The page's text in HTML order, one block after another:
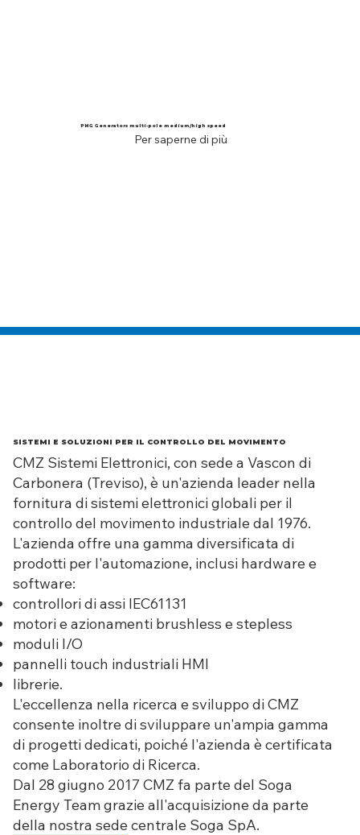
PMG Generators multi-pole medium/high speed
Per saperne di più
SISTEMI E SOLUZIONI PER IL CONTROLLO DEL MOVIMENTO
CMZ Sistemi Elettronici, con sede a Vascon di
Carbonera (Treviso), è un'azienda leader nella
fornitura di sistemi elettronici globali per il
controllo del movimento industriale dal 1976.
L'azienda offre una gamma diversificata di
prodotti per l'automazione, inclusi hardware e
software:
controllori di assi IEC61131
motori e azionamenti brushless e stepless
moduli I/O
pannelli touch industriali HMI
librerie.
L'eccellenza nella ricerca e sviluppo di CMZ
consente inoltre di sviluppare un'ampia gamma
di progetti dedicati, poiché l'azienda è certificata
come Laboratorio di Ricerca.
Dal 28 giugno 2017 CMZ fa parte del Soga
Energy Team grazie all'acquisizione da parte
della nostra sede centrale Soga SpA.